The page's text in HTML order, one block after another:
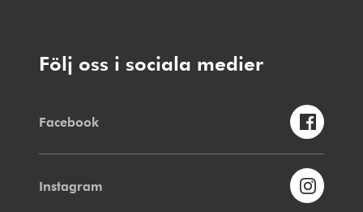
Följ oss i sociala medier
Facebook
Instagram